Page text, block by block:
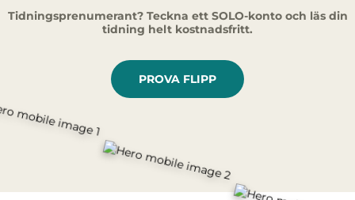
Tidningsprenumerant? Teckna ett SOLO-konto och läs din
tidning helt kostnadsfritt.
PROVA FLIPP